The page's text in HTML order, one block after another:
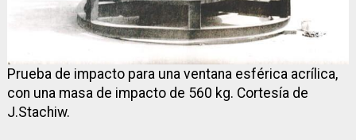
Prueba de impacto para una ventana esférica acrílica,
con una masa de impacto de 560 kg. Cortesía de
J.Stachiw.